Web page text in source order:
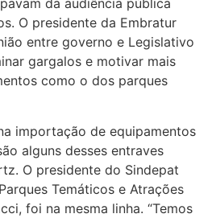
da audiência pública
O presidente da Embratur
entre governo e Legislativo
gargalos e motivar mais
como o dos parques
importação de equipamentos
alguns desses entraves
O presidente do Sindepat
Temáticos e Atrações
foi na mesma linha. “Temos